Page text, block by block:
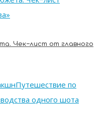
Чек−лист от главного